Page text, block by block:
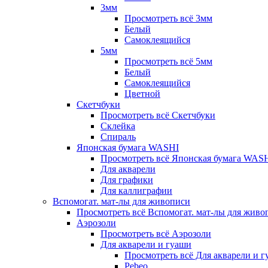
3мм
Просмотреть всё 3мм
Белый
Самоклеящийся
5мм
Просмотреть всё 5мм
Белый
Самоклеящийся
Цветной
Скетчбуки
Просмотреть всё Скетчбуки
Склейка
Спираль
Японская бумага WASHI
Просмотреть всё Японская бумага
Для акварели
Для графики
Для каллиграфии
Вспомогат. мат-лы для живописи
Просмотреть всё Вспомогат. мат-лы для
Аэрозоли
Просмотреть всё Аэрозоли
Для акварели и гуаши
Просмотреть всё Для акварели и
Pebeo